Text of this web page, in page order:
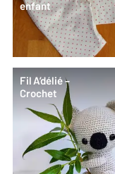
enfant
Fil A’délié –
Crochet